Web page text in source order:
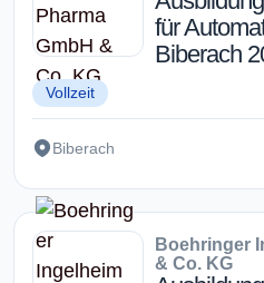
für
Biberach
Vollzeit
Biberach
Boehringer
& Co. KG